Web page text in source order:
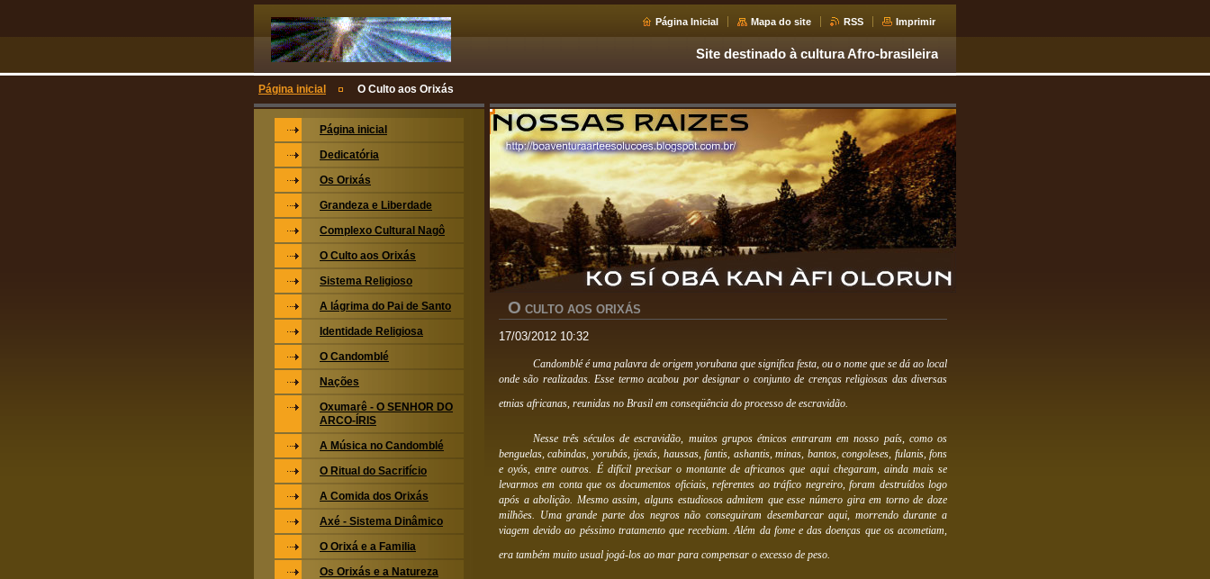
Página Inicial Mapa do site RSS Imprimir
Site destinado à cultura Afro-brasileira
Página inicial O Culto aos Orixás
O CULTO AOS ORIXÁS
17/03/2012 10:32
Candomblé é uma palavra de origem yorubana que significa festa, ou o nome que se dá ao local
onde são realizadas. Esse termo acabou por designar o conjunto de crenças religiosas das diversas
etnias africanas, reunidas no Brasil em conseqüência do processo de escravidão.
Nesse três séculos de escravidão, muitos grupos étnicos entraram em nosso país, como os
benguelas, cabindas, yorubás, ijexás, haussas, fantis, ashantis, minas, bantos, congoleses, fulanis, fons
e oyós, entre outros. É difícil precisar o montante de africanos que aqui chegaram, ainda mais se
levarmos em conta que os documentos oficiais, referentes ao tráfico negreiro, foram destruídos logo
após a abolição. Mesmo assim, alguns estudiosos admitem que esse número gira em torno de doze
milhões. Uma grande parte dos negros não conseguiram desembarcar aqui, morrendo durante a
viagem devido ao péssimo tratamento que recebiam. Além da fome e das doenças que os acometiam,
era também muito usual jogá-los ao mar para compensar o excesso de peso.
Página inicial
Dedicatória
Os Orixás
Grandeza e Liberdade
Complexo Cultural Nagô
O Culto aos Orixás
Sistema Religioso
A lágrima do Pai de Santo
Identidade Religiosa
O Candomblé
Nações
Oxumarê - O SENHOR DO
ARCO-ÍRIS
A Música no Candomblé
O Ritual do Sacrifício
A Comida dos Orixás
Axé - Sistema Dinâmico
O Orixá e a Familia
Os Orixás e a Natureza